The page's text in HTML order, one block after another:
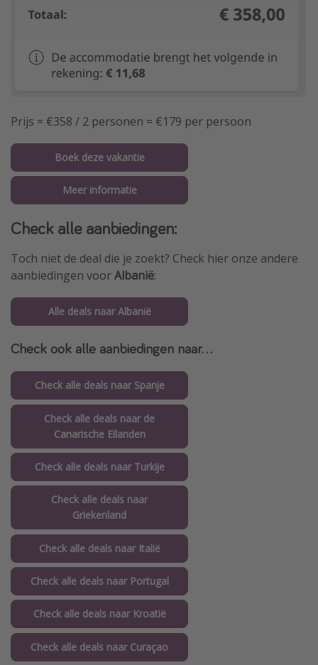
Prijs = €358 / 2 personen = €179 per persoon
Boek deze vakantie
Meer informatie
Check alle aanbiedingen:
Toch niet de deal die je zoekt? Check hier onze andere
aanbiedingen voorAlbanië:
Alle deals naar Albanië
Check ook alle aanbiedingen naar...
Check alle deals naar Spanje
Check alle deals naar de
Canarische Eilanden
Check alle deals naar Turkije
Check alle deals naar
Griekenland
Check alle deals naar Italië
Check alle deals naar Portugal
Check alle deals naar Kroatië
Check alle deals naar Curaçao